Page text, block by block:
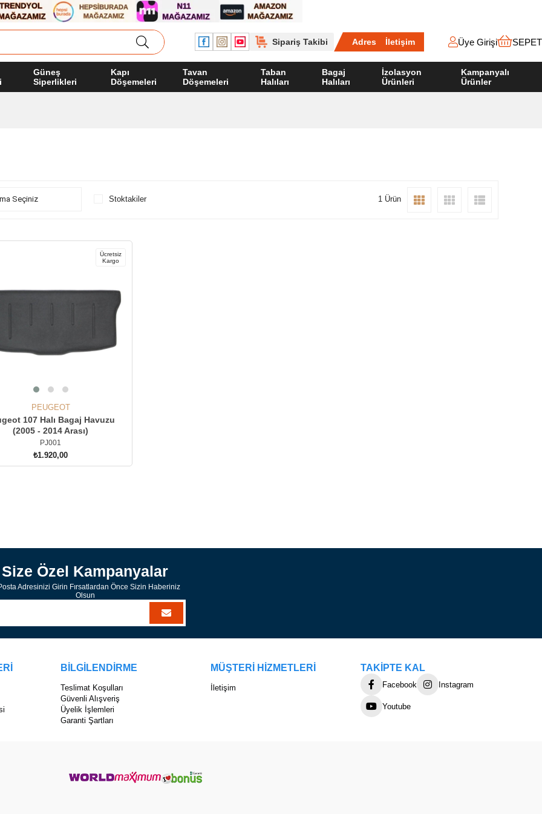
Sipariş Takibi Adres İletişim Üye Girişi SEPET
Güneş
Siperlikleri
Kapı
Döşemeleri
Tavan
Döşemeleri
Taban
Halıları
Bagaj
Halıları
İzolasyon
Ürünleri
Kampanyalı
Ürünler
Stoktakiler 1 Ürün
Ücretsiz
Kargo
PEUGEOT
107 Halı Bagaj Havuzu
(2005 - 2014 Arası)
PJ001
₺1.920,00
Size Özel Kampanyalar
Adresinizi Girin Fırsatlardan Önce Sizin Haberiniz
Olsun
BİLGİLENDİRME
Teslimat Koşulları
Güvenli Alışveriş
Üyelik İşlemleri
Garanti Şartları
MÜŞTERİ HİZMETLERİ
İletişim
TAKİPTE KAL
Facebook Instagram
Youtube